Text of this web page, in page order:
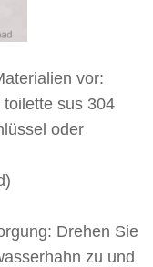
vor:
sus 304
oder
Drehen Sie
zu und